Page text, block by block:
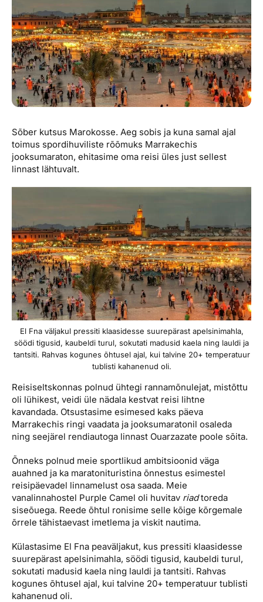
Reisitarvete e-pood
Airalo eSIM
Reisija meelespea
Kuldkaart
Platinum Club
Püsisoodustused
Boonuspunktid
Meist
Ettevõttest, kontaktid, reisikonsultandi teenus, tule
tööle, uudised...
Ettevõttest
Kontaktid
Tule tööle
Uudised
Sõber kutsus Marokosse. Aeg sobis ja kuna samal ajal
toimus spordihuviliste rõõmuks Marrakechis
jooksumaraton, ehitasime oma reisi üles just sellest
linnast lähtuvalt.
El Fna väljakul pressiti klaasidesse suurepärast apelsini­mahla,
söödi tigusid, kaubeldi turul, sokutati madusid kaela ning lauldi ja
tantsiti. Rahvas kogunes õhtusel ajal, kui talvine 20+ temperatuur
tublisti kahanenud oli.
Reisiseltskonnas polnud ühtegi rannamõnulejat, mistõttu
oli lühikest, veidi üle nädala kestvat reisi lihtne
kavandada. Otsustasime esimesed kaks päeva
Marrakechis ringi vaadata ja jooksumaratonil osaleda
ning seejärel rendiautoga linnast Ouarzazate poole sõita.
Õnneks polnud meie sportlikud ambitsioonid väga
auahned ja ka maratonituristina õnnestus esimestel
reisipäevadel linna­melust osa saada. Meie
vanalinnahostel Purple Camel oli huvitav riadtoreda
siseõuega. Reede õhtul ronisime selle kõige kõrgemale
õrrele tähistaevast imetlema ja viskit nautima.
Külastasime El Fna peaväljakut, kus pressiti klaasidesse
suurepärast apelsinimahla, söödi tigusid, kaubeldi turul,
sokutati madusid kaela ning lauldi ja tantsiti. Rahvas
kogunes õhtusel ajal, kui talvine 20+ temperatuur tublisti
kahanenud oli.